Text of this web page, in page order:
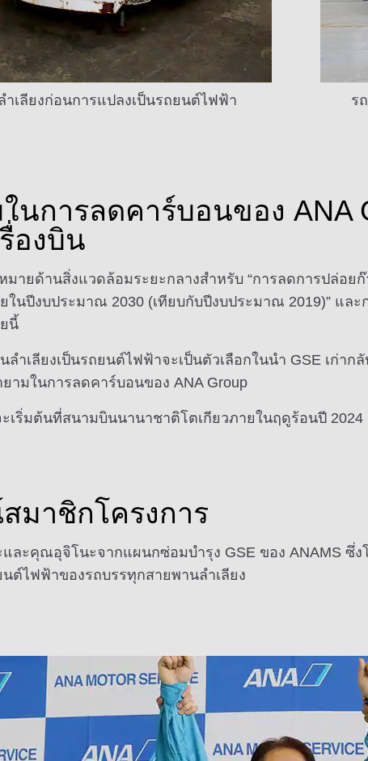
เลียงก่อนการแปลงเป็นรถยนต์ไฟฟ้า ร
นการลดคาร์บอนของ ANA
องบิน
มายด้านสิ่งแวดล้อมระยะกลางสำหรับ “การลดการปล่อ
ในปีงบประมาณ 2030 (เทียบกับปีงบประมาณ 2019)” แล
นี้
ลำเลียงเป็นรถยนต์ไฟฟ้าจะเป็นตัวเลือกในนำ GSE เก่
ามในการลดคาร์บอนของ ANA Group
เริ่มต้นที่สนามบินนานาชาติโตเกียวภายในฤดูร้อนปี 2024
มาชิกโครงการ
ละคุณอุจิโนะจากแผนกซ่อมบำรุง GSE ของ ANAMS ซึ่
นต์ไฟฟ้าของรถบรรทุกสายพานลำเลียง